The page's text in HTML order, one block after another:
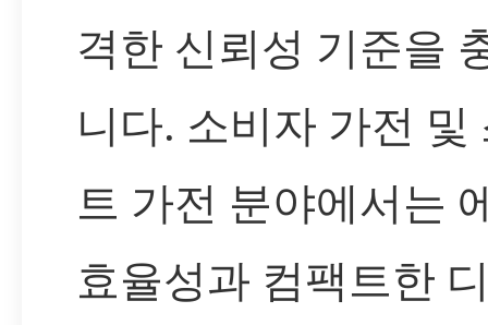
격한 신뢰성 기준을
니다. 소비자 가전 및
트 가전 분야에서는
효율성과 컴팩트한